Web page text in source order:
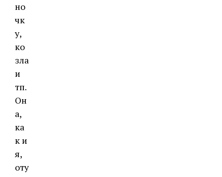
но
чк
у,
ко
зла
и
тп.
Он
а,
ка
к и
я,
оту